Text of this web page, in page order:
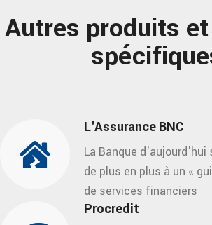
Autres produits
L'Assurance BNC
La Banque d'aujourd'hui
de plus en plus à un «
de services financiers
Procredit